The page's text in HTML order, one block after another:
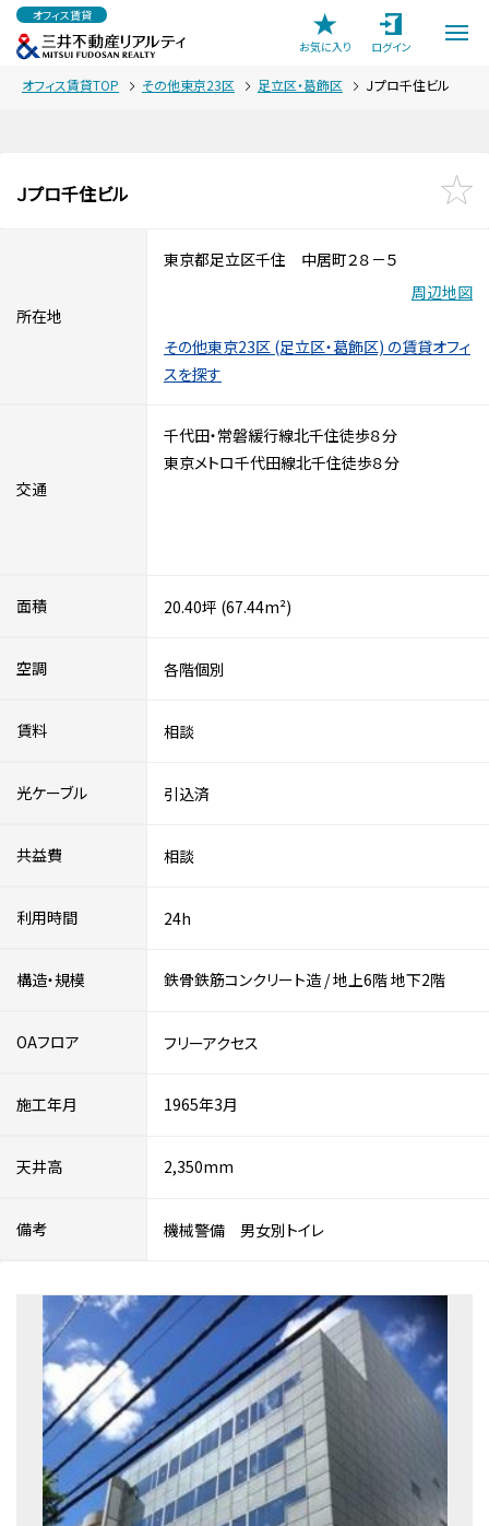
オフィス賃貸
お気に入り
ログイン
オフィス賃貸TOP その他東京23区 足立区・葛飾区 Ｊプロ千住ビル
Ｊプロ千住ビル
所在地
東京都足立区千住 中居町２８－５
周辺地図
その他東京23区 (足立区・葛飾区) の賃貸オフィ
スを探す
交通
千代田・常磐緩行線北千住徒歩８分
東京メトロ千代田線北千住徒歩８分
面積 20.40坪 (67.44m²)
空調 各階個別
賃料 相談
光ケーブル 引込済
共益費 相談
利用時間 24h
構造・規模 鉄骨鉄筋コンクリート造 /地上6階地下2階
OAフロア フリーアクセス
施工年月 1965年3月
天井高 2,350mm
備考 機械警備 男女別トイレ